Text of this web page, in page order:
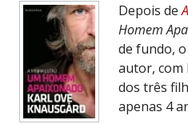
Depois de
Homem
de fundo,
autor, com
dos três
apenas 4